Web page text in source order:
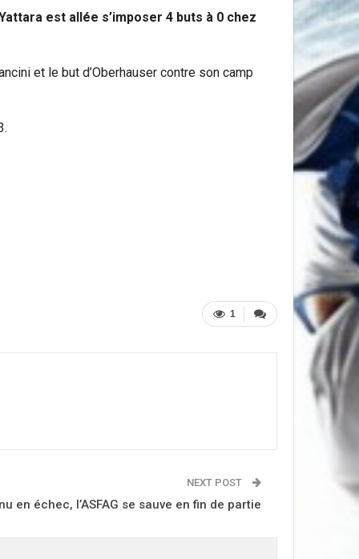
est allée s’imposer 4 buts à 0 chez
et le but d’Oberhauser contre son camp
1
NEXT POST
en échec, l’ASFAG se sauve en fin de partie